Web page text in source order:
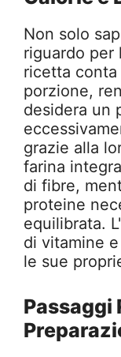
Non solo
riguardo per
ricetta conta
porzione,
desidera un
grazie alla
farina
di fibre,
proteine
equilibrata.
di vitamine
le sue
Passaggi